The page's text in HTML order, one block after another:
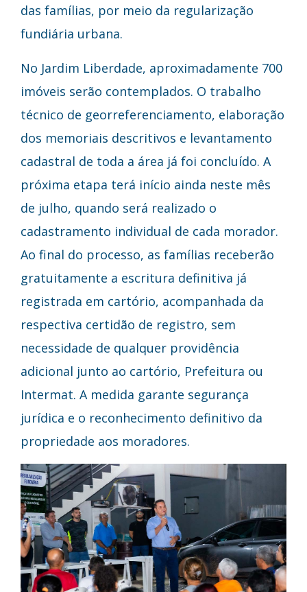
das famílias, por meio da regularização
fundiária urbana.
No Jardim Liberdade, aproximadamente 700
imóveis serão contemplados. O trabalho
técnico de georreferenciamento, elaboração
dos memoriais descritivos e levantamento
cadastral de toda a área já foi concluído. A
próxima etapa terá início ainda neste mês
de julho, quando será realizado o
cadastramento individual de cada morador.
Ao final do processo, as famílias receberão
gratuitamente a escritura definitiva já
registrada em cartório, acompanhada da
respectiva certidão de registro, sem
necessidade de qualquer providência
adicional junto ao cartório, Prefeitura ou
Intermat. A medida garante segurança
jurídica e o reconhecimento definitivo da
propriedade aos moradores.